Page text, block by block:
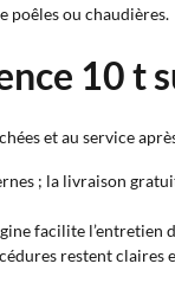
poêles ou chaudières.
10 t
et au service
; la livraison
facilite l’entretien
restent claires